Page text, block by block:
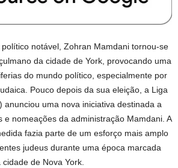
notável, Zohran Mamdani tornou-se
da cidade de York, provocando uma
do mundo político, especialmente por
Pouco depois da sua eleição, a Liga
anunciou uma nova iniciativa destinada a
e nomeações da administração Mamdani. A
fazia parte de um esforço mais amplo
judeus durante uma época marcada
de Nova York.